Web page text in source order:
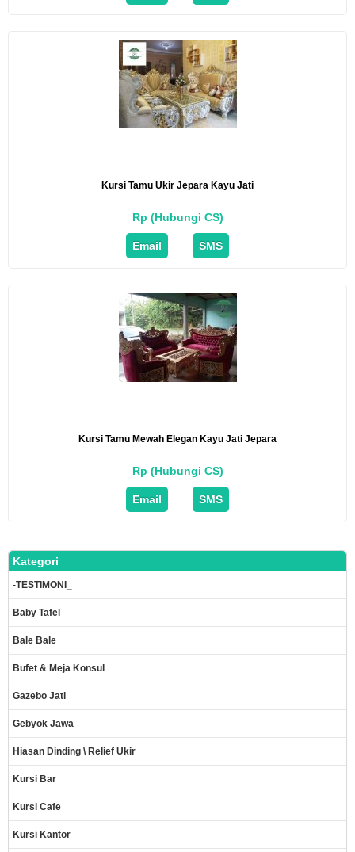
Kursi Tamu Ukir Jepara Kayu Jati
Rp (Hubungi CS)
Email SMS
Kursi Tamu Mewah Elegan Kayu Jati Jepara
Rp (Hubungi CS)
Email SMS
Kategori
-TESTIMONI_
Baby Tafel
Bale Bale
Bufet & Meja Konsul
Gazebo Jati
Gebyok Jawa
Hiasan Dinding \ Relief Ukir
Kursi Bar
Kursi Cafe
Kursi Kantor